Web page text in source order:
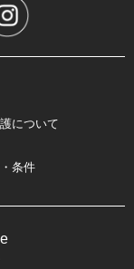
について
条件